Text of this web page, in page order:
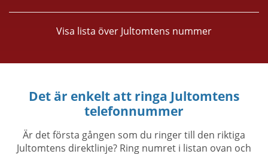
Visa lista över Jultomtens nummer
Det är enkelt att ringa Jultomtens
telefonnummer
Är det första gången som du ringer till den riktiga
Jultomtens direktlinje? Ring numret i listan ovan och